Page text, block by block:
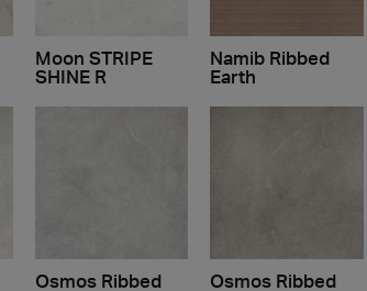
Moon STRIPE
SHINE R
Namib Ribbed
Earth
Osmos Ribbed
Osmos Ribbed